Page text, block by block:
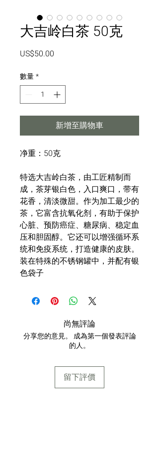
大吉岭白茶 50克
US$50.00
數量*
新增至購物車
净重：50克
特选大吉岭白茶，由工匠精制而
成，茶芽银白色，入口爽口，带有
花香，清淡微甜。作为加工最少的
茶，它富含抗氧化剂，有助于保护
心脏、预防癌症、糖尿病、稳定血
压和胆固醇。它还可以增强循环系
统和免疫系统，打造健康的皮肤。
装在特殊的不锈钢罐中，并配有银
色袋子
尚無評論
分享您的意見。 成為第一個發表評論
的人。
留下評價